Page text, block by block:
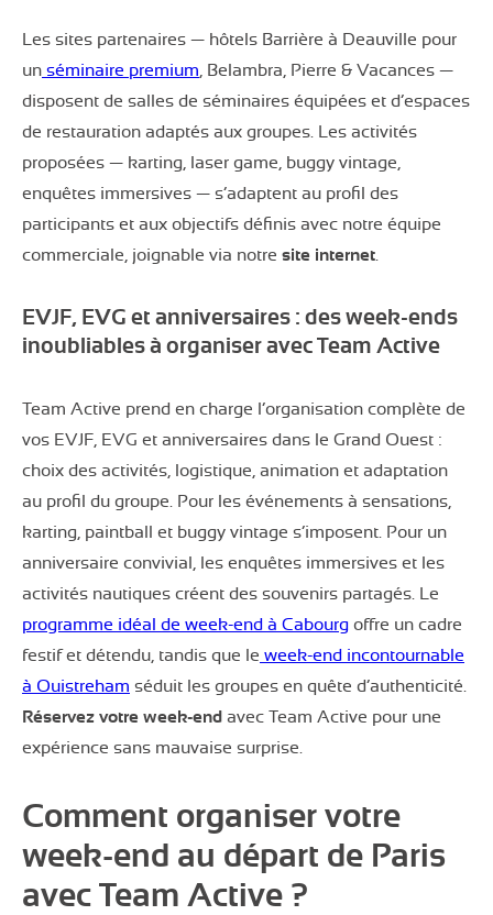
Les sites partenaires — hôtels Barrière à Deauville pour
un séminaire premium , Belambra, Pierre & Vacances —
disposent de salles de séminaires équipées et d’espaces
de restauration adaptés aux groupes. Les activités
proposées — karting, laser game, buggy vintage,
enquêtes immersives — s’adaptent au profil des
participants et aux objectifs définis avec notre équipe
commerciale, joignable via notre site internet
EVJF, EVG et anniversaires : des week-ends
inoubliables à organiser avec Team Active
Team Active prend en charge l’organisation complète de
vos EVJF, EVG et anniversaires dans le Grand Ouest :
choix des activités, logistique, animation et adaptation
au profil du groupe. Pour les événements à sensations,
karting, paintball et buggy vintage s’imposent. Pour un
anniversaire convivial, les enquêtes immersives et les
activités nautiques créent des souvenirs partagés. Le
programme idéal de week-end à Cabourg offre un cadre
festif et détendu, tandis que le week-end incontournable
à Ouistreham séduit les groupes en quête d’authenticité.
Réservez votre week-end avec Team Active pour une
expérience sans mauvaise surprise.
Comment organiser votre
week-end au départ de Paris
avec Team Active ?